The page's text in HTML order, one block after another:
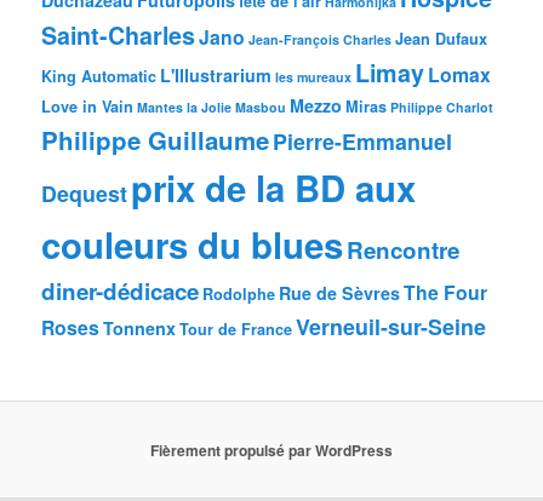
Saint-CharlesJano Jean-François Charles Jean Dufaux
King Automatic L'Illustrarium les mureaux LimayLomax
Love in Vain Mantes la Jolie Masbou Mezzo Miras Philippe Charlot
Philippe GuillaumePierre-Emmanuel
Dequestprix de la BD aux
couleurs du bluesRencontre
diner-dédicace Rodolphe Rue de SèvresThe Four
RosesTonnenxTour de FranceVerneuil-sur-Seine
Fièrement propulsé par WordPress